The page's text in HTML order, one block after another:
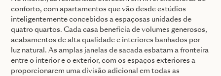
conforto, com apartamentos que vão desde estúdios
inteligentemente concebidos a espaçosas unidades de
quatro quartos. Cada casa beneficia de volumes generosos,
acabamentos de alta qualidade e interiores banhados por
luz natural. As amplas janelas de sacada esbatam a fronteira
entre o interior e o exterior, com os espaços exteriores a
proporcionarem uma divisão adicional em todas as